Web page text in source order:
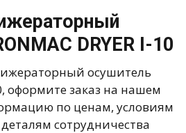
DRYER I-10
осушитель
оформите заказ на нашем
по ценам, условиям
сотрудничества